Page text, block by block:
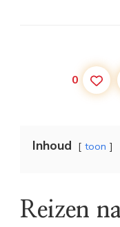
0
Inhoud toon
Reizen